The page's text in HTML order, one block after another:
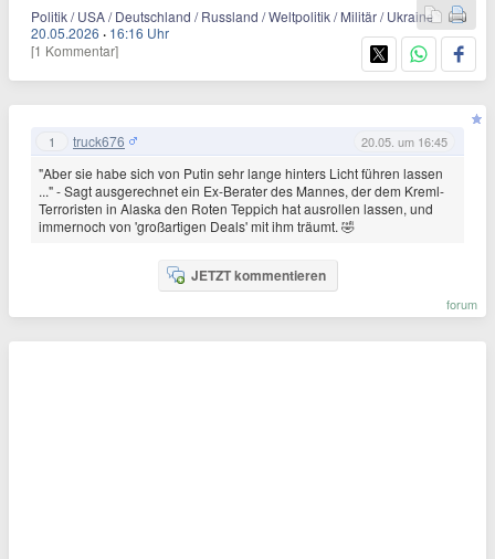
Politik / USA / Deutschland / Russland / Weltpolitik / Militär / Ukraine
20.05.2026 · 16:16 Uhr
[1 Kommentar]
1 truck676 20.05. um 16:45
"Aber sie habe sich von Putin sehr lange hinters Licht führen lassen
..." - Sagt ausgerechnet ein Ex-Berater des Mannes, der dem Kreml-
Terroristen in Alaska den Roten Teppich hat ausrollen lassen, und
immernoch von 'großartigen Deals' mit ihm träumt. 🤣
JETZT kommentieren
forum